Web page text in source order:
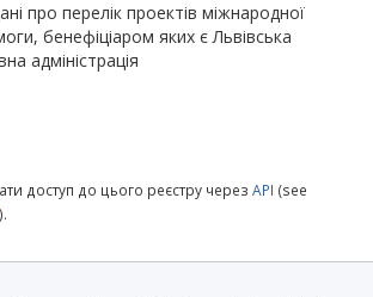
про перелік проектів міжнародної
бенефіціаром яких є Львівська
адміністрація
доступ до цього реєстру через API (see
).